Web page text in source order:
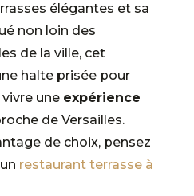
élégantes et sa
non loin des
de la ville, cet
halte prisée pour
une expérience
de Versailles.
de choix, pensez
restaurant terrasse à